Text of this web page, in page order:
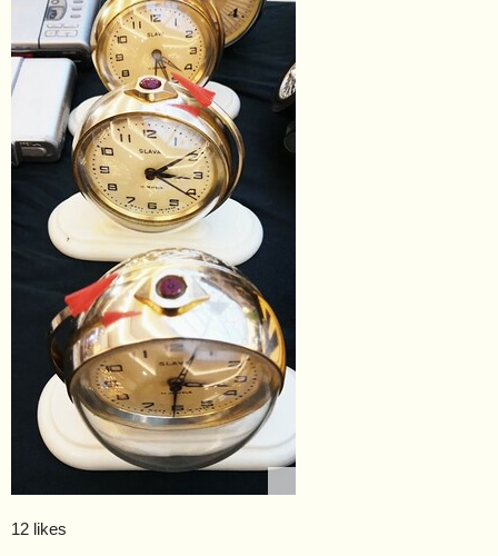
12 likes